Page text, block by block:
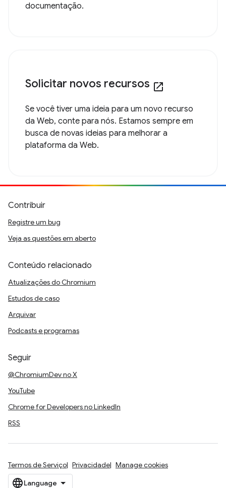
documentação.
Solicitar novos recursos open_in_new
Se você tiver uma ideia para um novo recurso
da Web, conte para nós. Estamos sempre em
busca de novas ideias para melhorar a
plataforma da Web.
Contribuir
Registre um bug
Veja as questões em aberto
Conteúdo relacionado
Atualizações do Chromium
Estudos de caso
Arquivar
Podcasts e programas
Seguir
@ChromiumDev no X
YouTube
Chrome for Developers no LinkedIn
RSS
Termos de Serviço Privacidade Manage cookies